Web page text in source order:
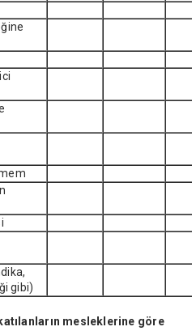
gibi)
mesleklerine göre